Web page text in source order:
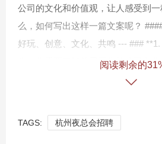
公司的文化和价值观，让人感受到
么，如何写出这样一篇文案呢？
好玩、创意、文化、共鸣 --- ###
先，你需要了解并展示你的公司文
司崇尚自由和创新，那么文案中就
格的框架和限制，只有无限的创意
想家，用代码编织未来，用设计点
阅读剩余的
TAGS: 杭州夜总会招聘